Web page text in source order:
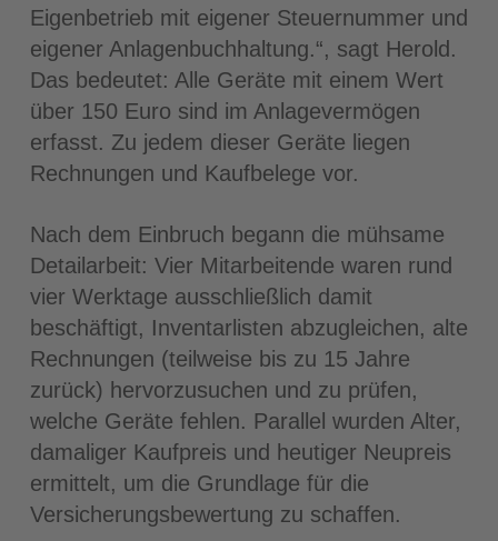
Eigenbetrieb mit eigener Steuernummer und
eigener Anlagenbuchhaltung.“, sagt Herold.
Das bedeutet: Alle Geräte mit einem Wert
über 150 Euro sind im Anlagevermögen
erfasst. Zu jedem dieser Geräte liegen
Rechnungen und Kaufbelege vor.
Nach dem Einbruch begann die mühsame
Detailarbeit: Vier Mitarbeitende waren rund
vier Werktage ausschließlich damit
beschäftigt, Inventarlisten abzugleichen, alte
Rechnungen (teilweise bis zu 15 Jahre
zurück) hervorzusuchen und zu prüfen,
welche Geräte fehlen. Parallel wurden Alter,
damaliger Kaufpreis und heutiger Neupreis
ermittelt, um die Grundlage für die
Versicherungsbewertung zu schaffen.